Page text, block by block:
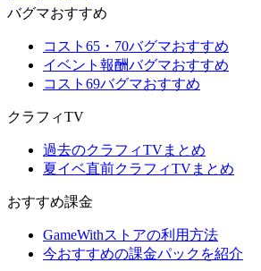
バグマおすすめ
コスト65・70バグマおすすめ
イベント報酬バグマおすすめ
コスト69バグマおすすめ
クラフィTV
過去のクラフィTVまとめ
夏イベ直前クラフィTVまとめ
おすすめ課金
GameWithストアの利用方法
今おすすめの課金パックを紹介